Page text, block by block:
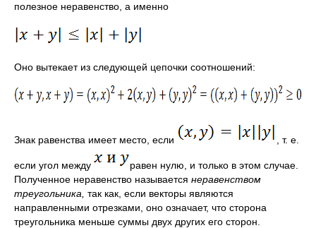
полезное нера­венство, а именно
Оно вытекает из следующей цепочки соотношений:
Знак равенства имеет место, если , т. е.
если угол между
равен нулю, и только в этом случае.
Полученное неравенство называется неравенством
треугольника, так как, если векторы являются
направленными отрезками, оно означает, что сторона
треугольника меньше суммы двух других его сторон.